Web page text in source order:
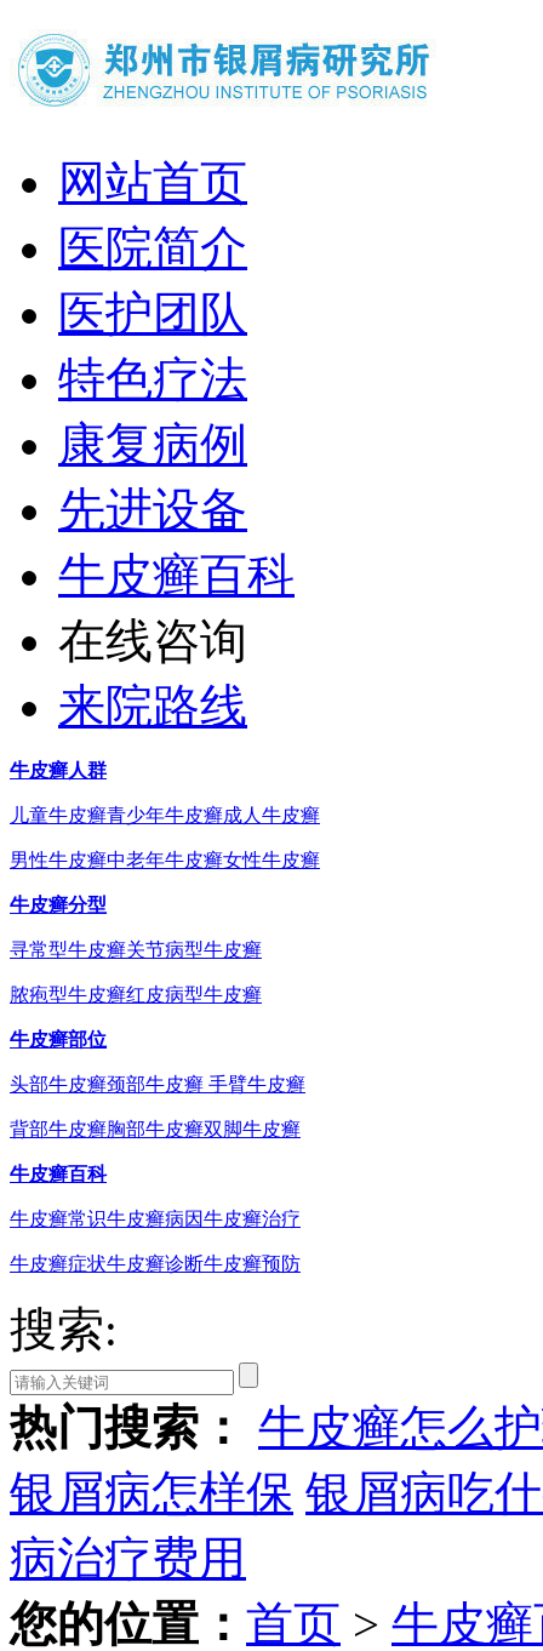
网站首页
医院简介
医护团队
特色疗法
康复病例
先进设备
牛皮癣百科
在线咨询
来院路线
牛皮癣人群
儿童牛皮癣青少年牛皮癣成人牛皮癣
男性牛皮癣中老年牛皮癣女性牛皮癣
牛皮癣分型
寻常型牛皮癣关节病型牛皮癣
脓疱型牛皮癣红皮病型牛皮癣
牛皮癣部位
头部牛皮癣颈部牛皮癣 手臂牛皮癣
背部牛皮癣胸部牛皮癣双脚牛皮癣
牛皮癣百科
牛皮癣常识牛皮癣病因牛皮癣治疗
牛皮癣症状牛皮癣诊断牛皮癣预防
搜索:
热门搜索： 牛皮癣怎么
银屑病怎样保 银屑病吃
病治疗费用
您的位置： 首页 > 牛皮